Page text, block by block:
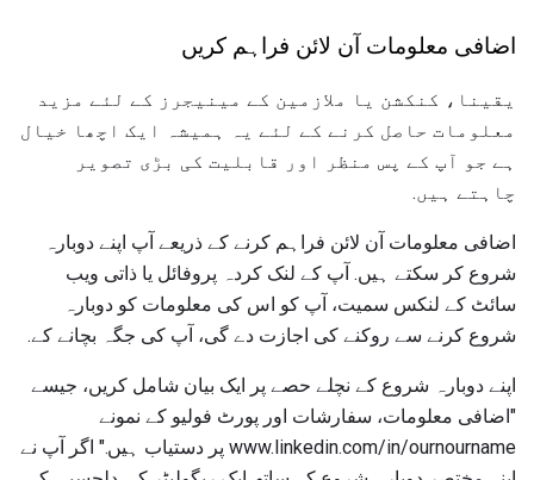
اضافی معلومات آن لائن فراہم کریں
یقینا، کنکشن یا ملازمین کے مینیجرز کے لئے مزید
معلومات حاصل کرنے کے لئے یہ ہمیشہ ایک اچھا خیال
ہے جو آپ کے پس منظر اور قابلیت کی بڑی تصویر
چاہتے ہیں.
اضافی معلومات آن لائن فراہم کرنے کے ذریعے آپ اپنے دوبارہ
شروع کر سکتے ہیں. آپ کے لنک کردہ پروفائل یا ذاتی ویب
سائٹ کے لنکس سمیت، آپ کو اس کی معلومات کو دوبارہ
شروع کرنے سے روکنے کی اجازت دے گی، آپ کی جگہ بچانے کے.
اپنے دوبارہ شروع کے نچلے حصے پر ایک بیان شامل کریں، جیسے
"اضافی معلومات، سفارشات اور پورٹ فولیو کے نمونے
www.linkedin.com/in/ournourname پر دستیاب ہیں." اگر آپ نے